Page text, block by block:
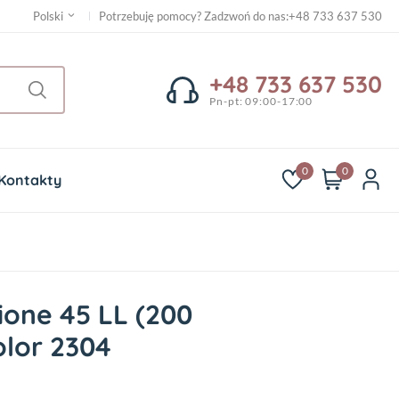
Polski Potrzebuję pomocy? Zadzwoń do nas:+48 733 637 530
+48 733 637 530
Pn-pt: 09:00-17:00
0 0
45 LL (200
2304